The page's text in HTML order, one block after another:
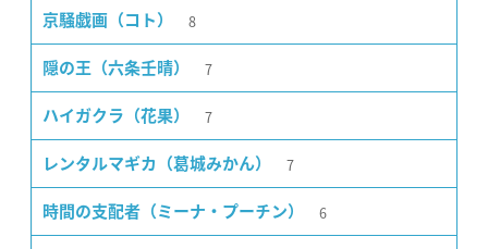
京騒戯画（コト） 8
隠の王（六条壬晴） 7
ハイガクラ（花果） 7
レンタルマギカ（葛城みかん） 7
時間の支配者（ミーナ・プーチン） 6